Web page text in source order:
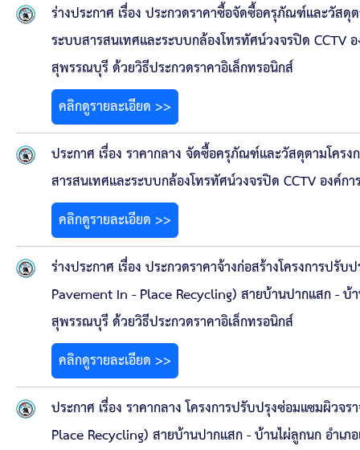
ร่างประกาศ เรื่อง ประกวดราคาซื้อจัดซื้อครุภัณฑ์และวัส
ระบบสารสนเทศและระบบกล้องโทรทัศน์วงจรปิด
สุพรรณบุรี ด้วยวิธีประกวดราคาอิเล็กทรอนิกส์
คลิกดูรายละเอียด >>
ประกาศ เรื่อง ราคากลาง จัดซื้อครุภัณฑ์และวัสดุตามโค
สารสนเทศและระบบกล้องโทรทัศน์วงจรปิด CCTV อง
คลิกดูรายละเอียด >>
ร่างประกาศ เรื่อง ประกวดราคาจ้างก่อสร้างโครงการป
Pavement In - Place Recycling) สายบ้านปากแสก - บ้
สุพรรณบุรี ด้วยวิธีประกวดราคาอิเล็กทรอนิกส์
คลิกดูรายละเอียด >>
ประกาศ เรื่อง ราคากลาง โครงการปรับปรุงซ่อมแซมผิว
Place Recycling) สายบ้านปากแสก - บ้านไผ่ลูกนก อำเ